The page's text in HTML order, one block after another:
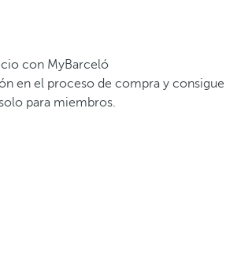
con MyBarceló
en el proceso de compra y consigue
para miembros.